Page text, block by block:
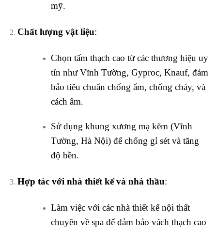
mỹ.
Chất lượng vật liệu:
Chọn tấm thạch cao từ các thương hiệu uy
tín như Vĩnh Tường, Gyproc, Knauf, đảm
bảo tiêu chuẩn chống ẩm, chống cháy, và
cách âm.
Sử dụng khung xương mạ kẽm (Vĩnh
Tường, Hà Nội) để chống gỉ sét và tăng
độ bền.
Hợp tác với nhà thiết kế và nhà thầu:
Làm việc với các nhà thiết kế nội thất
chuyên về spa để đảm bảo vách thạch cao